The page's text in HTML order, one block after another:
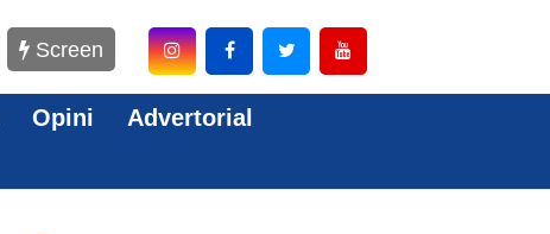
Screen
Opini
Advertorial